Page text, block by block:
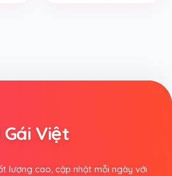
Việt
lượng cao, cập nhật mỗi ngày với